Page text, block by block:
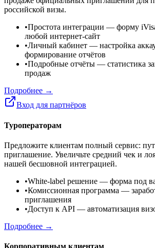
российской визы.
•Простота интеграции — форму
любой интернет-сайт
•Личный кабинет — настройка
формирование отчётов
•Подробные отчёты — статистика
продаж
Подробнее →
Вход для партнёров
Туроператорам
Предложите клиентам полный сервис:
приглашение. Увеличьте средний чек и
нашей бесшовной интеграцией.
•White-label решение — форма под
•Комиссионная программа —
приглашения
•Доступ к API — автоматизация
Подробнее →